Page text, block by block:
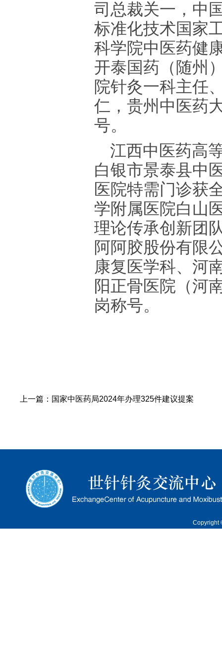
司总裁关一，中
标准化技术国家
科学院中医药健
开泰国药（随州
院针灸一科主任
仁，贵州中医药
号。
江西中医药高
白银市景泰县中
医院特需门诊获
学附属医院白山
理论传承创新团
阿阿胶股份有限
康复医学科、河
阳正骨医院（河
岗称号。
上一篇： 国家中医药局2024年办理325件建议提案
Copyright